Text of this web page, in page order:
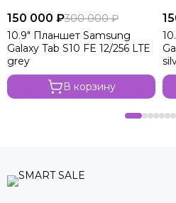
150 000 ₽300 000 ₽
10.9" Планшет Samsung
Galaxy Tab S10 FE 12/256 LTE
grey
В корзину